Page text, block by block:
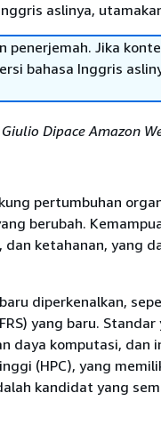
aslinya,
penerjemah. Jika
bahasa Inggris
Dipace Amazon
pertumbuhan
berubah.
dan ketahanan, yang
diperkenalkan,
yang baru.
daya komputasi, dan
(HPC), yang
kandidat yang